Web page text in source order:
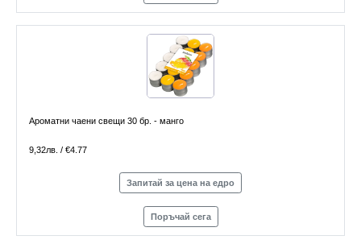
Ароматни чаени свещи 30 бр. - манго
9,32лв. / €4.77
Запитай за цена на едро
Поръчай сега